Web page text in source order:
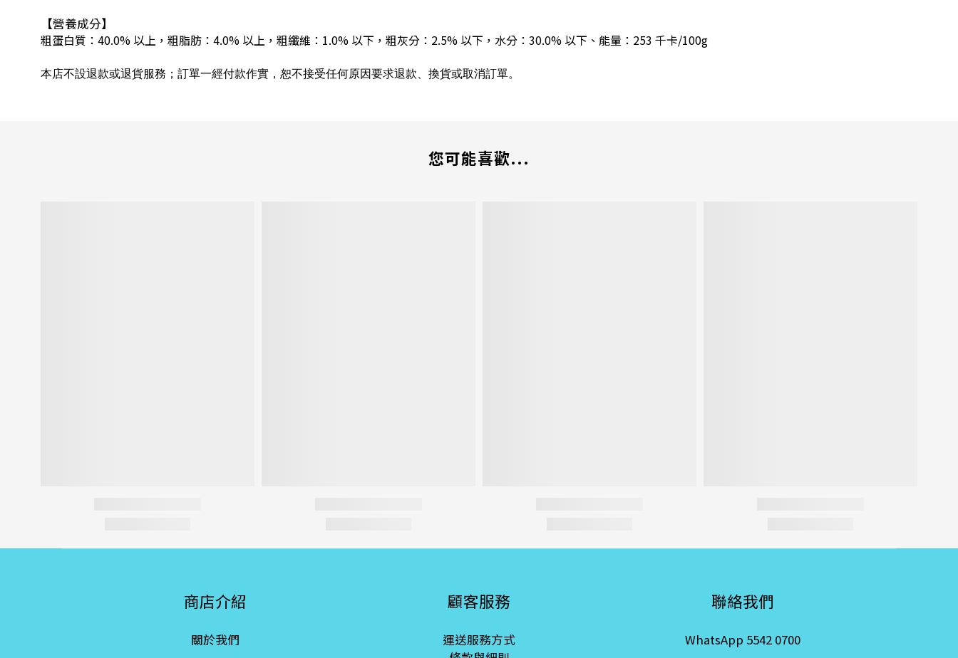
【營養成分】
粗蛋白質：40.0% 以上， 粗脂肪：4.0% 以上， 粗纖維：1.0% 以下， 粗灰分：2.5% 以下， 水分：30.0% 以下、 能量：253 千卡/100g
本店不設退款或退貨服務；訂單一經付款作實，恕不接受任何原因要求退款、換貨或取消訂單。
您可能喜歡...
商店介紹
關於我們
顧客服務
運送服務方式
聯絡我們
WhatsApp 5542 0700